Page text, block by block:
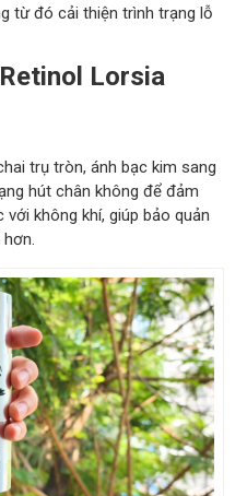
từ đó cải thiện trình trạng lỗ
Lorsia
trụ tròn, ánh bạc kim sang
hút chân không để đảm
không khí, giúp bảo quản